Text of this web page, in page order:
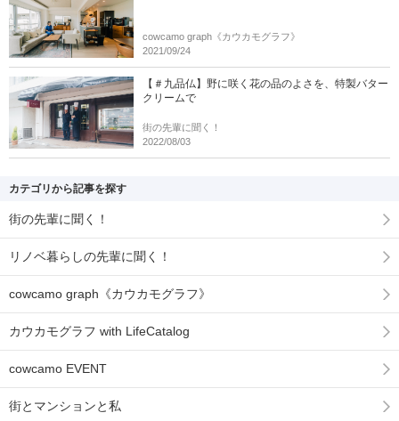
cowcamo graph《カウカモグラフ》
2021/09/24
【＃九品仏】野に咲く花の品のよさを、特製バター
クリームで
街の先輩に聞く！
2022/08/03
カテゴリから記事を探す
街の先輩に聞く！
リノベ暮らしの先輩に聞く！
cowcamo graph《カウカモグラフ》
カウカモグラフ with LifeCatalog
cowcamo EVENT
街とマンションと私